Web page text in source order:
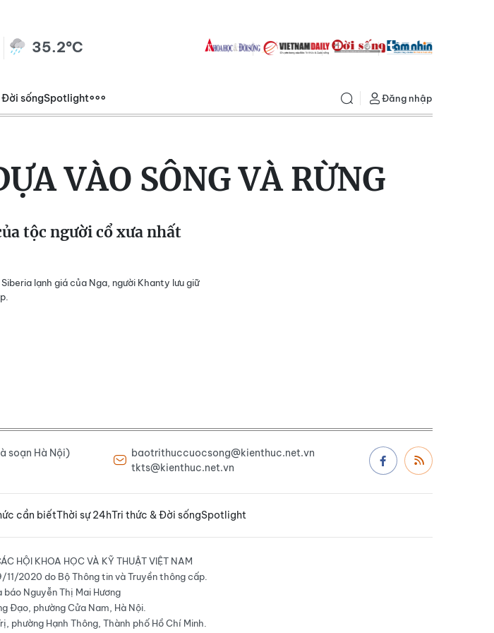
35.2°C
sốngSpotlight Đăng nhập
VÀO SÔNG VÀ RỪNG
tộc người cổ xưa nhất
lạnh giá của Nga, người Khanty lưu giữ
soạn Hà Nội)
baotrithuccuocsong@kienthuc.net.vn
tkts@kienthuc.net.vn
cần biếtThời sự 24hTri thức & Đời sốngSpotlight
HỘI KHOA HỌC VÀ KỸ THUẬT VIỆT NAM
2020 do Bộ Thông tin và Truyền thông cấp.
báo Nguyễn Thị Mai Hương
Đạo, phường Cửa Nam, Hà Nội.
phường Hạnh Thông, Thành phố Hồ Chí Minh.